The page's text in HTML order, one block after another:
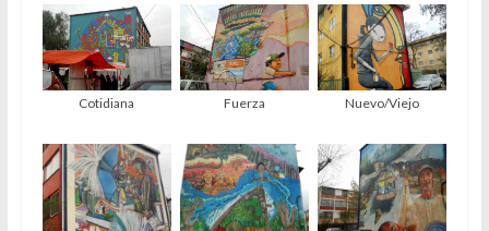
Cotidiana Fuerza Nuevo/Viejo